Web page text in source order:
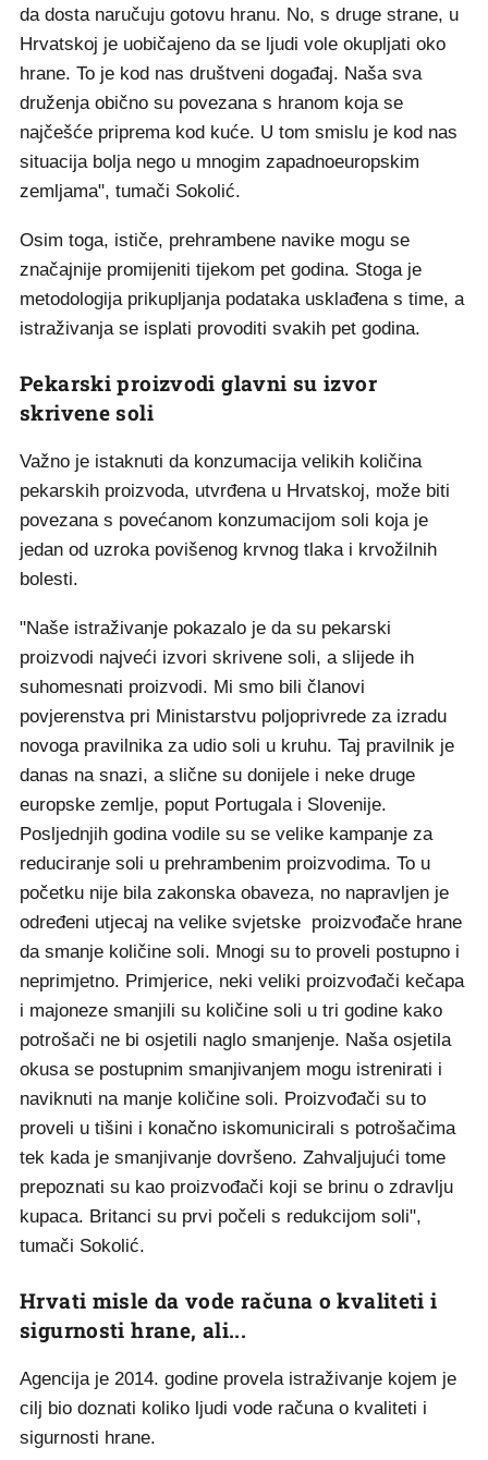
da dosta naručuju gotovu hranu. No, s druge strane, u
Hrvatskoj je uobičajeno da se ljudi vole okupljati oko
hrane. To je kod nas društveni događaj. Naša sva
druženja obično su povezana s hranom koja se
najčešće priprema kod kuće. U tom smislu je kod nas
situacija bolja nego u mnogim zapadnoeuropskim
zemljama", tumači Sokolić.
Osim toga, ističe, prehrambene navike mogu se
značajnije promijeniti tijekom pet godina. Stoga je
metodologija prikupljanja podataka usklađena s time, a
istraživanja se isplati provoditi svakih pet godina.
Pekarski proizvodi glavni su izvor
skrivene soli
Važno je istaknuti da konzumacija velikih količina
pekarskih proizvoda, utvrđena u Hrvatskoj, može biti
povezana s povećanom konzumacijom soli koja je
jedan od uzroka povišenog krvnog tlaka i krvožilnih
bolesti.
"Naše istraživanje pokazalo je da su pekarski
proizvodi najveći izvori skrivene soli, a slijede ih
suhomesnati proizvodi. Mi smo bili članovi
povjerenstva pri Ministarstvu poljoprivrede za izradu
novoga pravilnika za udio soli u kruhu. Taj pravilnik je
danas na snazi, a slične su donijele i neke druge
europske zemlje, poput Portugala i Slovenije.
Posljednjih godina vodile su se velike kampanje za
reduciranje soli u prehrambenim proizvodima. To u
početku nije bila zakonska obaveza, no napravljen je
određeni utjecaj na velike svjetske proizvođače hrane
da smanje količine soli. Mnogi su to proveli postupno i
neprimjetno. Primjerice, neki veliki proizvođači kečapa
i majoneze smanjili su količine soli u tri godine kako
potrošači ne bi osjetili naglo smanjenje. Naša osjetila
okusa se postupnim smanjivanjem mogu istrenirati i
naviknuti na manje količine soli. Proizvođači su to
proveli u tišini i konačno iskomunicirali s potrošačima
tek kada je smanjivanje dovršeno. Zahvaljujući tome
prepoznati su kao proizvođači koji se brinu o zdravlju
kupaca. Britanci su prvi počeli s redukcijom soli",
tumači Sokolić.
Hrvati misle da vode računa o kvaliteti i
sigurnosti hrane, ali...
Agencija je 2014. godine provela istraživanje kojem je
cilj bio doznati koliko ljudi vode računa o kvaliteti i
sigurnosti hrane.